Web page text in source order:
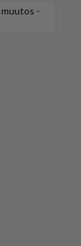
muutos -